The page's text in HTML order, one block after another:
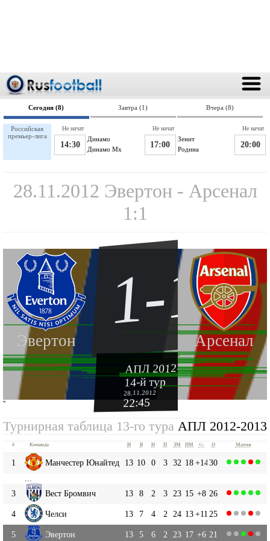
Сегодня (8) Завтра (1) Вчера (8)
Российская
премьер-лига
Динамо
14:30 Динамо Мх
Не начат
Зенит
17:00 Родина
Не начат
20:00
Не начат
28.11.2012 Эвертон - Арсенал
1:1
Эвертон Арсенал
1-1
АПЛ 2012-2013
14-й тур
28.11.2012
22:45
''
Турнирная таблица 13-го тура АПЛ 2012-2013
# Команда И В Н П ЗМ ПМ +|- О Матчи
1 Манчестер Юнайтед 13 10 0 3 32 18+1430
3
Вест Бромвич 13 8 2 3 23 15 +8 26
4 Челси 13 7 4 2 24 13+11 25
5 Эвертон 13 5 6 2 23 17 +6 21